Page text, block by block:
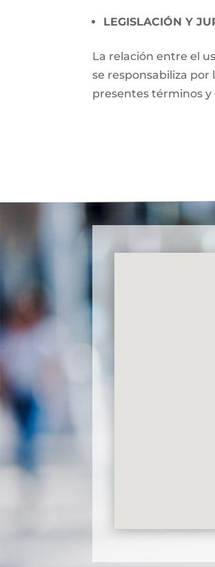
LEGISLACIÓN Y
La relación entre el
se responsabiliza
presentes términos y